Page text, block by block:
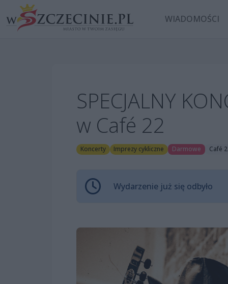
WIADOMOŚCI
SPECJALNY
w Café 22
Koncerty Imprezy cykliczne Darmowe Café
Wydarzenie już się odbyło